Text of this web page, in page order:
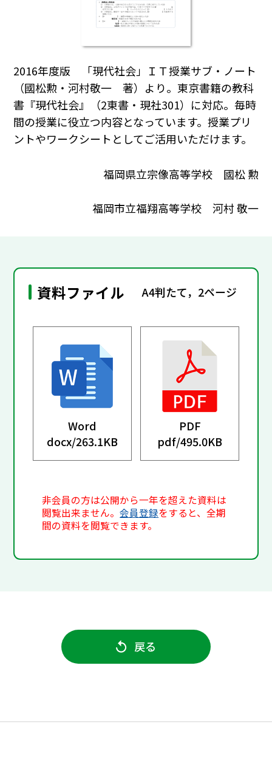
2016年度版 「現代社会」ＩＴ授業サブ・ノート
（國松勲・河村敬一 著）より。東京書籍の教科
書『現代社会』（2東書・現社301）に対応。毎時
間の授業に役立つ内容となっています。授業プリ
ントやワークシートとしてご活用いただけます。
福岡県立宗像高等学校 國松 勲
福岡市立福翔高等学校 河村 敬一
資料ファイル A4判たて，2ページ
Word
docx/263.1KB
PDF
pdf/495.0KB
非会員の方は公開から一年を超えた資料は
閲覧出来ません。会員登録をすると、全期
間の資料を閲覧できます。
戻る